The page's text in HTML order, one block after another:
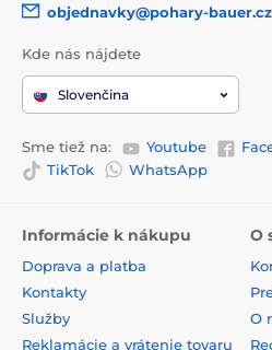
objednavky@pohary-bauer.cz
Kde nás nájdete
Slovenčina
Sme tiež na: Youtube
TikTok
WhatsApp
Informácie k nákupu
Doprava a platba
Kontakty
Služby
Reklamácie a vrátenie tovaru
O
O